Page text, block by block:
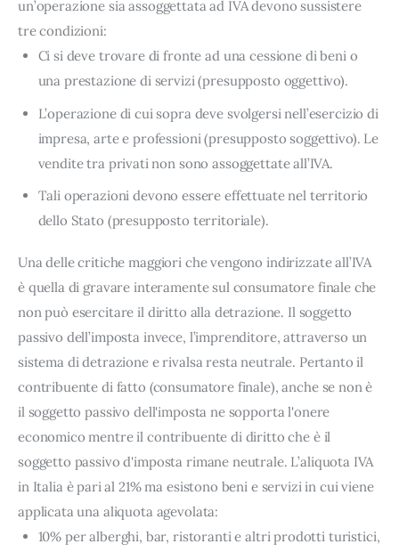
un’operazione sia assoggettata ad IVA devono sussistere
tre condizioni:
Ci si deve trovare di fronte ad una cessione di beni o
una prestazione di servizi (presupposto oggettivo).
L’operazione di cui sopra deve svolgersi nell’esercizio di
impresa, arte e professioni (presupposto soggettivo). Le
vendite tra privati non sono assoggettate all’IVA.
Tali operazioni devono essere effettuate nel territorio
dello Stato (presupposto territoriale).
Una delle critiche maggiori che vengono indirizzate all’IVA
è quella di gravare interamente sul consumatore finale che
non può esercitare il diritto alla detrazione. Il soggetto
passivo dell’imposta invece, l’imprenditore, attraverso un
sistema di detrazione e rivalsa resta neutrale. Pertanto il
contribuente di fatto (consumatore finale), anche se non è
il soggetto passivo dell'imposta ne sopporta l'onere
economico mentre il contribuente di diritto che è il
soggetto passivo d'imposta rimane neutrale. L’aliquota IVA
in Italia è pari al 21% ma esistono beni e servizi in cui viene
applicata una aliquota agevolata:
10% per alberghi, bar, ristoranti e altri prodotti turistici,